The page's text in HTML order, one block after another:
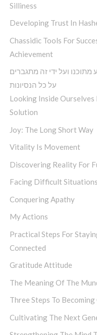
Silliness
Developing Trust In
Chassidic Tools For
Achievement
מתוכנו ועל ידי זה מתגברים
על כל הנסיונות
Looking Inside Ourselves
Solution
Joy: The Long Short Way
Vitality Is Movement
Discovering Reality For
Facing Difficult Situations
Conquering Apathy
My Actions
Practical Steps For
Connected
Gratitude Attitude
The Meaning Of The
Three Steps To
Cultivating The Next